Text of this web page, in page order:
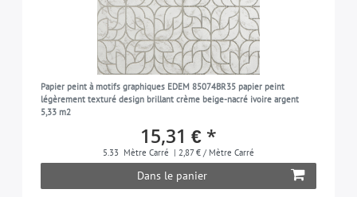
Papier peint à motifs graphiques EDEM 85074BR35 papier peint
légèrement texturé design brillant crème beige-nacré ivoire argent
5,33 m2
15,31 € *
5.33 Mètre Carré | 2,87 € / Mètre Carré
Dans le panier